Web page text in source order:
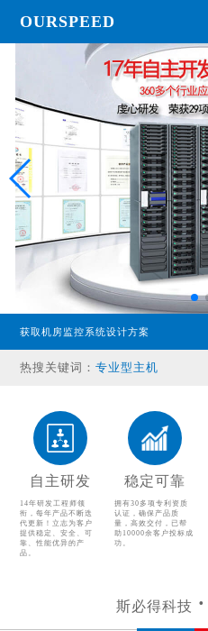
OURSPEED
获取机房监控系统设计方案
热搜关键词：经济型主机
温湿度传感器
配电监控设备
气体监控设备
其他配件产品
自主研发
14年研发工程师领
衔，每年产品不断迭
代更新！立志为客户
提供稳定、安全、可
靠、性能优异的产
品。
稳定可靠
拥有30多项专利资质
认证，确保产品质
量，高效交付，已帮
助10000余客户投标成
功。
斯必得科技